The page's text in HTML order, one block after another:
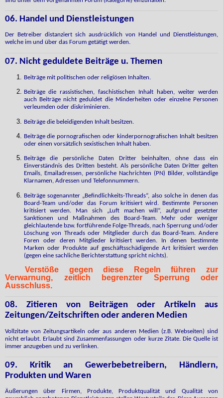
06. Handel und Dienstleistungen
Der Betreiber distanziert sich ausdrücklich von Handel und Dienstleistungen,
welche im und über das Forum getätigt werden.
07. Nicht geduldete Beiträge u. Themen
Beiträge mit politischen oder religiösen Inhalten.
Beiträge die rassistischen, faschistischen Inhalt haben, weiter werden
auch Beiträge nicht geduldet die Minderheiten oder einzelne Personen
verleumden oder diskriminieren.
Beiträge die beleidigenden Inhalt besitzen.
Beiträge die pornografischen oder kinderpornografischen Inhalt besitzen
oder einen vorsätzlich sexistischen Inhalt haben.
Beiträge die persönliche Daten Dritter beinhalten, ohne dass ein
Einverständnis des Dritten besteht. Als persönliche Daten Dritter gelten
Emails, Emailadressen, persönliche Nachrichten (PN) Bilder, vollständige
Klarnamen, Adressen und Telefonnummern.
Beiträge sogenannter „Befindlichkeits-Threads“, also solche in denen das
Board-Team und/oder das Forum kritisiert wird. Bestimmte Personen
kritisiert werden. Man sich „Luft machen will“, aufgrund gesetzter
Sanktionen und Maßnahmen des Board-Team. Mehr oder weniger
gleichlautende bzw. fortführende Folge-Threads, nach Sperrung und/oder
Löschung von Threads oder Mitglieder durch das Board-Team. Andere
Foren oder deren Mitglieder kritisiert werden. In denen bestimmte
Marken oder Produkte auf geschäftsschädigende Art kritisiert werden
(gegen eine sachliche Berichterstattung spricht nichts).
Verstöße gegen diese Regeln führen zur
Verwarnung, zeitlich begrenzter Sperrung oder
Ausschluss.
08. Zitieren von Beiträgen oder Artikeln aus
Zeitungen/Zeitschriften oder anderen Medien
Vollzitate von Zeitungsartikeln oder aus anderen Medien (z.B. Webseiten) sind
nicht erlaubt. Erlaubt sind Zusammenfassungen oder kurze Zitate. Die Quelle ist
immer anzugeben und zu verlinken.
09. Kritik an Gewerbebetreibern, Händlern,
Produkten und Waren
Äußerungen über Firmen, Produkte, Produktqualität und Qualität von